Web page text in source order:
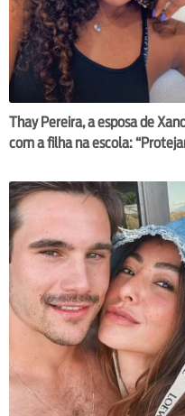
Thay Pereira, a esposa de
com a filha na escola: